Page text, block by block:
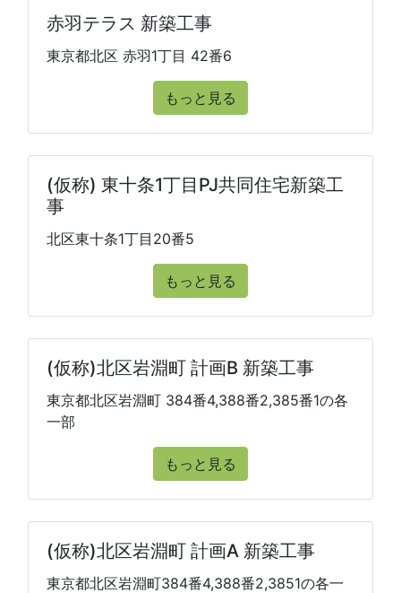
赤羽テラス 新築工事
東京都北区 赤羽1丁目 42番6
もっと見る
(仮称) 東十条1丁目PJ共同住宅新築工
事
北区東十条1丁目20番5
もっと見る
(仮称)北区岩淵町 計画B 新築工事
東京都北区岩淵町 384番4,388番2,385番1の各
一部
もっと見る
(仮称)北区岩淵町 計画A 新築工事
東京都北区岩淵町384番4,388番2,3851の各一